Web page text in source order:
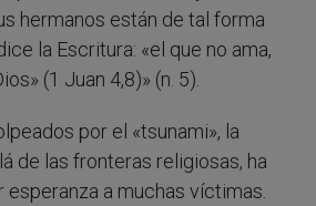
hermanos están de tal forma
la Escritura: «el que no ama,
(1 Juan 4,8)» (n. 5).
por el «tsunami», la
de las fronteras religiosas, ha
esperanza a muchas víctimas.